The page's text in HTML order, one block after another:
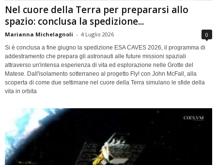
Nel cuore della Terra per prepararsi allo
spazio: conclusa la spedizione...
Marianna Michelagnoli - 4 Luglio 2026 0
Si è conclusa a fine giugno la spedizione ESA CAVES 2026, il programma di
addestramento che prepara gli astronauti alle future missioni spaziali
attraverso un'intensa esperienza di vita ed esplorazione nelle Grotte del
Matese. Dall'isolamento sotterraneo al progetto Fly! con John McFall, alla
scoperta di come due settimane nel cuore della Terra simulano le sfide della
vita in orbita